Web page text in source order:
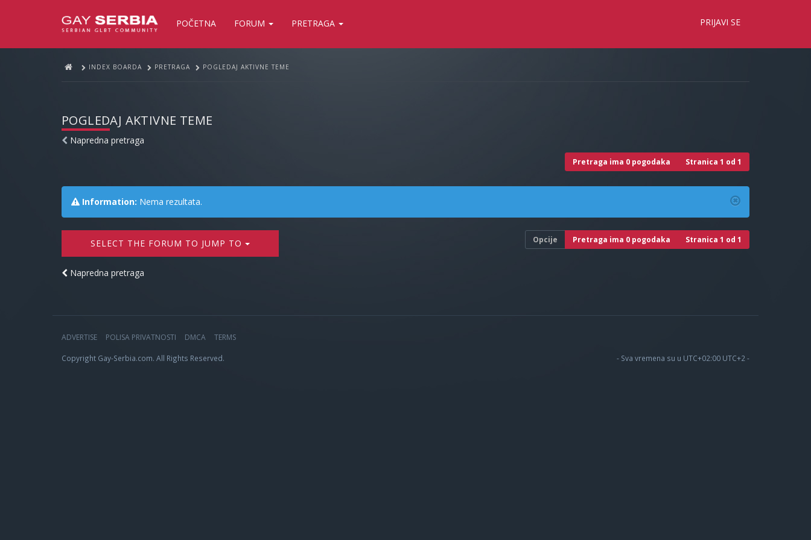
POČETNA FORUM PRETRAGA PRIJAVI SE
INDEX BOARDA PRETRAGA POGLEDAJ AKTIVNE TEME
POGLEDAJ AKTIVNE TEME
Napredna pretraga
Pretraga ima 0 pogodaka Stranica 1 od 1
Information: Nema rezultata.
Opcije Pretraga ima 0 pogodaka Stranica 1 od 1
SELECT THE FORUM TO JUMP TO
Napredna pretraga
ADVERTISE POLISA PRIVATNOSTI DMCA TERMS
Copyright Gay-Serbia.com. All Rights Reserved. - Sva vremena su u UTC+02:00 UTC+2 -